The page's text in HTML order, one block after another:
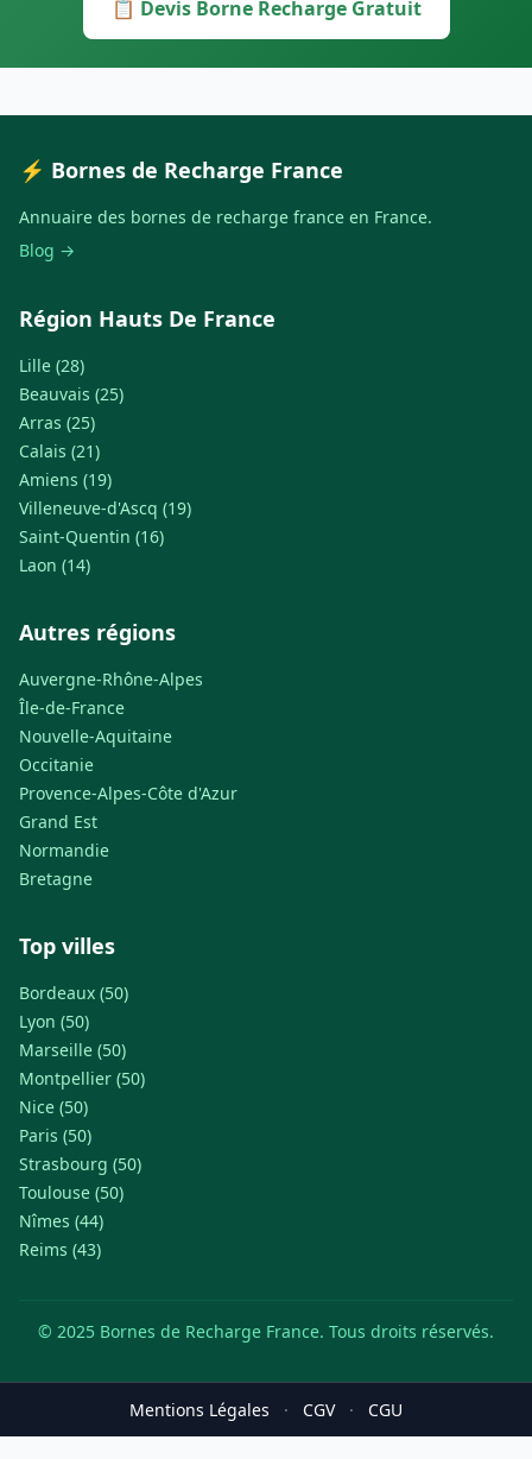
📋 Devis Borne Recharge Gratuit
⚡ Bornes de Recharge France
Annuaire des bornes de recharge france en France.
Blog →
Région Hauts De France
Lille (28)
Beauvais (25)
Arras (25)
Calais (21)
Amiens (19)
Villeneuve-d'Ascq (19)
Saint-Quentin (16)
Laon (14)
Autres régions
Auvergne-Rhône-Alpes
Île-de-France
Nouvelle-Aquitaine
Occitanie
Provence-Alpes-Côte d'Azur
Grand Est
Normandie
Bretagne
Top villes
Bordeaux (50)
Lyon (50)
Marseille (50)
Montpellier (50)
Nice (50)
Paris (50)
Strasbourg (50)
Toulouse (50)
Nîmes (44)
Reims (43)
© 2025 Bornes de Recharge France. Tous droits réservés.
Mentions Légales · CGV · CGU